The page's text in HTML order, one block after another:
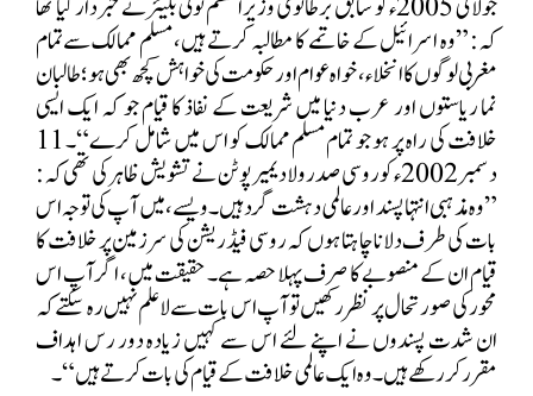
کہ: ”وہ اسرائیل کے خاتمے کا مطالبہ کرتے ہیں، مسلم ممالک سےتمام
مغربی لوگوں کا انخلاء، خواہ عوام اور حکومت کی خواہش کچھ بھی ہو؛ طالبان
نما ریاستوں اور عرب دنیا میں شریعت کے نفاذ کا قیام جو کہ ایک ایسی
خلافت کی راہ پر ہو جو تمام مسلم ممالک کو اس میں شامل کرے“۔ 11
دسمبر 2002ء کو روسی صدر ولادیمیر پوٹن نے تشویش ظاہر کی تھی کہ:
”وہ مذہبی انتہا پسند اور عالمی دہشت گرد ہیں۔ ویسے، میں آپ کی توجہ اس
بات کی طرف دلانا چاہتا ہوں کہ روسی فیڈریشن کی سرزمین پر خلافت کا
قیام ان کے منصوبے کا صرف پہلا حصہ ہے۔ حقیقت میں، اگر آپ اس
محور کی صورتحال پر نظر رکھیں تو آپ اس بات سے لاعلم نہیں رہ سکتے کہ
ان شدت پسندوں نے اپنے لئے اس سے کہیں زیادہ دور رس اہداف
مقرر کر رکھے ہیں۔ وہ ایک عالمی خلافت کے قیام کی بات کرتے ہیں“۔